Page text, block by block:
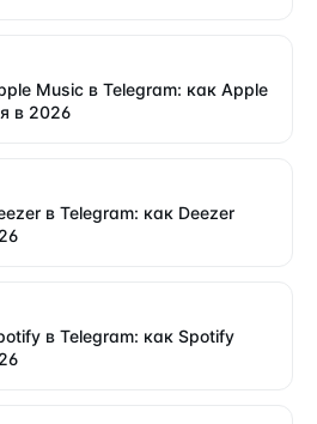
Music в Telegram: как Apple
в 2026
в Telegram: как Deezer
в Telegram: как Spotify